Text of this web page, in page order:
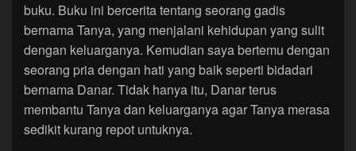
buku. Buku ini bercerita tentang seorang gadis
bernama Tanya, yang menjalani kehidupan yang sulit
dengan keluarganya. Kemudian saya bertemu dengan
seorang pria dengan hati yang baik seperti bidadari
bernama Danar. Tidak hanya itu, Danar terus
membantu Tanya dan keluarganya agar Tanya merasa
sedikit kurang repot untuknya.